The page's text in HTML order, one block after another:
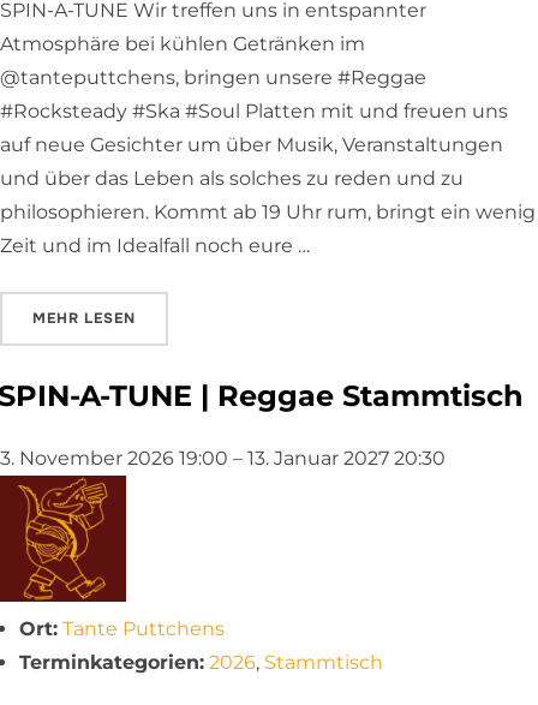
SPIN-A-TUNE Wir treffen uns in entspannter
Atmosphäre bei kühlen Getränken im
@tanteputtchens, bringen unsere #Reggae
#Rocksteady #Ska #Soul Platten mit und freuen uns
auf neue Gesichter um über Musik, Veranstaltungen
und über das Leben als solches zu reden und zu
philosophieren. Kommt ab 19 Uhr rum, bringt ein wenig
Zeit und im Idealfall noch eure …
MEHR ÜBER „SPIN-A-TUNE | REGGAE STAMMTISCH“
LESEN
A-TUNE | Reggae Stammtisch
3. November 2026 19:00 – 13. Januar 2027 20:30
Ort: Tante Puttchens
Terminkategorien: 2026, Stammtisch